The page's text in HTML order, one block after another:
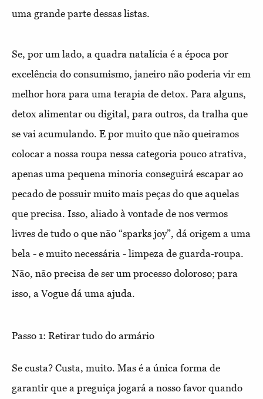
uma grande parte dessas listas.
Se, por um lado, a quadra natalícia é a época por
excelência do consumismo, janeiro não poderia vir em
melhor hora para uma terapia de detox. Para alguns,
detox alimentar ou digital, para outros, da tralha que
se vai acumulando. E por muito que não queiramos
colocar a nossa roupa nessa categoria pouco atrativa,
apenas uma pequena minoria conseguirá escapar ao
pecado de possuir muito mais peças do que aquelas
que precisa. Isso, aliado à vontade de nos vermos
livres de tudo o que não “sparks joy”, dá origem a uma
bela - e muito necessária - limpeza de guarda-roupa.
Não, não precisa de ser um processo doloroso; para
isso, a Vogue dá uma ajuda.
Passo 1: Retirar tudo do armário
Se custa? Custa, muito. Mas é a única forma de
garantir que a preguiça jogará a nosso favor quando